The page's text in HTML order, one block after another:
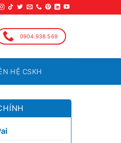
0904.938.569
HỆ CSKH